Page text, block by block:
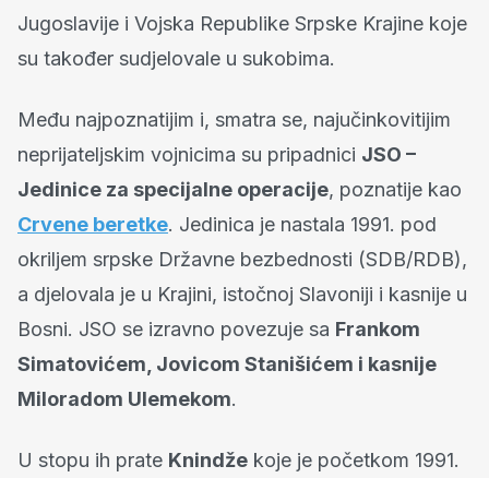
Jugoslavije i Vojska Republike Srpske Krajine koje
su također sudjelovale u sukobima.
Među najpoznatijim i, smatra se, najučinkovitijim
neprijateljskim vojnicima su pripadnici JSO –
Jedinice za specijalne operacije, poznatije kao
Crvene beretke. Jedinica je nastala 1991. pod
okriljem srpske Državne bezbednosti (SDB/RDB),
a djelovala je u Krajini, istočnoj Slavoniji i kasnije u
Bosni. JSO se izravno povezuje sa Frankom
Simatovićem, Jovicom Stanišićem i kasnije
Miloradom Ulemekom.
U stopu ih prate Knindže koje je početkom 1991.